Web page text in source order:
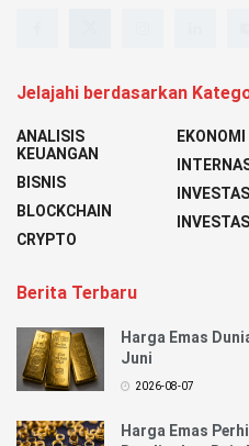
Jelajahi berdasarkan
ANALISIS
KEUANGAN
BISNIS
BLOCKCHAIN
CRYPTO
EKONOMI
INVESTASI
Berita Terbaru
Harga Emas
Juni
2026-08-07
Harga Emas